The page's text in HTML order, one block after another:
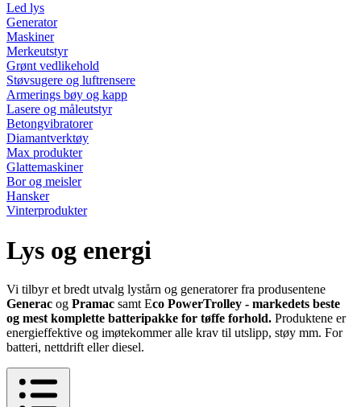
Led lys
Generator
Maskiner
Merkeutstyr
Grønt vedlikehold
Støvsugere og luftrensere
Armerings bøy og kapp
Lasere og måleutstyr
Betongvibratorer
Diamantverktøy
Max produkter
Glattemaskiner
Bor og meisler
Hansker
Vinterprodukter
Lys og energi
Vi tilbyr et bredt utvalg lystårn og generatorer fra produsentene
Generac og Pramac samt Eco PowerTrolley - markedets beste
og mest komplette batteripakke for tøffe forhold. Produktene er
energieffektive og imøtekommer alle krav til utslipp, støy mm. For
batteri, nettdrift eller diesel.